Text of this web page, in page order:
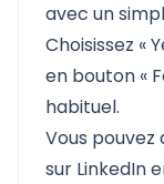
avec un
Choisissez «
en bouton «
habituel.
Vous
sur LinkedIn